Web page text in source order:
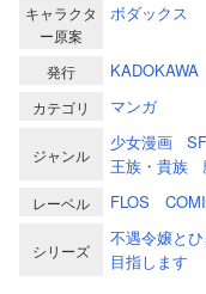
キャラクタ
ー原案
ボダックス
発行 KADOKAWA
カテゴリ マンガ
ジャンル
少女漫画
王族・貴族
レーベル FLOS
シリーズ
不遇令嬢と
目指します